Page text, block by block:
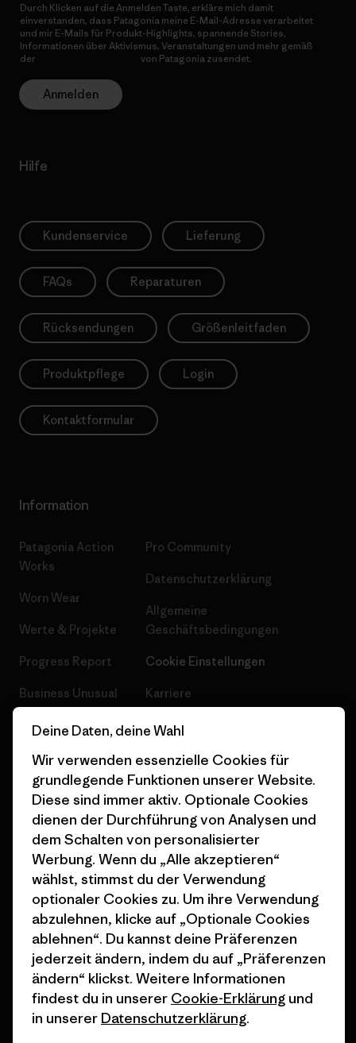
Durch Klicken auf die Anmelden Taste, erkläre mich damit
einverstanden, dass Patagonia meine E-Mail-Adresse verarbeitet
und mir E-Mails für Produkt-Highlights, spannende Stories,
Informationen über Aktivismus, Veranstaltungen und mehr gemäß
der
von Patagonia zusendet.
Anmelden
Hilfe
Kundenservice Lieferung
FAQs Reparaturen
Rücksendungen Größenleitfaden
Produktpflege Login
Kontaktformular
Information
Patagonia Action
Works
Worn Wear
Werte & Projekte
Progress Report
Business Unusual
Klimaziele
1% For The Planet
Wie wir finanzieren
Geschenkgutscheine
Stores in deiner
Nähe
Pro Community
Datenschutzerklärung
Allgemeine
Geschäftsbedingungen
Cookie Einstellungen
Karriere
Pressekontakt
Industry program
Affiliate-Programm
Patagonia Österreich
Seitenverzeichnis
© 2026 Patagonia, Inc. All Rights Reserved.
Deine Daten, deine Wahl
Wir verwenden essenzielle Cookies für
grundlegende Funktionen unserer Website.
Diese sind immer aktiv. Optionale Cookies
dienen der Durchführung von Analysen und
dem Schalten von personalisierter
Werbung. Wenn du „Alle akzeptieren“
wählst, stimmst du der Verwendung
optionaler Cookies zu. Um ihre Verwendung
abzulehnen, klicke auf „Optionale Cookies
ablehnen“. Du kannst deine Präferenzen
jederzeit ändern, indem du auf „Präferenzen
ändern“ klickst. Weitere Informationen
findest du in unserer Cookie-Erklärung und
in unserer Datenschutzerklärung.